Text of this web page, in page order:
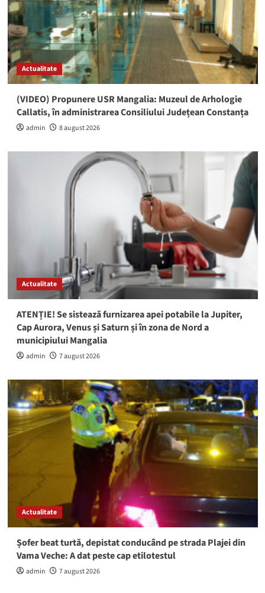
Actualitate
(VIDEO) Propunere USR Mangalia: Muzeul de Arhologie
Callatis, în administrarea Consiliului Județean Constanța
admin 8 august 2026
Actualitate
ATENȚIE! Se sistează furnizarea apei potabile la Jupiter,
Cap Aurora, Venus și Saturn și în zona de Nord a
municipiului Mangalia
admin 7 august 2026
Actualitate
Șofer beat turtă, depistat conducând pe strada Plajei din
Vama Veche: A dat peste cap etilotestul
admin 7 august 2026